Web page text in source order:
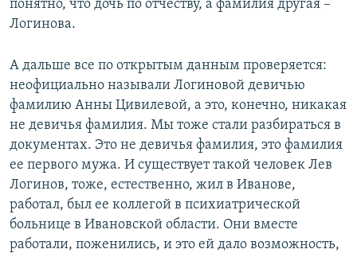
понятно, что дочь по отчеству, а фамилия другая –
Логинова.
А дальше все по открытым данным проверяется:
неофициально называли Логиновой девичью
фамилию Анны Цивилевой, а это, конечно, никакая
не девичья фамилия. Мы тоже стали разбираться в
документах. Это не девичья фамилия, это фамилия
ее первого мужа. И существует такой человек Лев
Логинов, тоже, естественно, жил в Иванове,
работал, был ее коллегой в психиатрической
больнице в Ивановской области. Они вместе
работали, поженились, и это ей дало возможность,